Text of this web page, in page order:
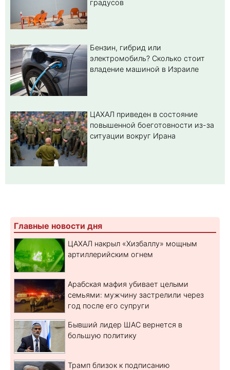
градусов
Бензин, гибрид или
электромобиль? Cколько стоит
владение машиной в Израиле
ЦАХАЛ приведен в состояние
повышенной боеготовности из-за
ситуации вокруг Ирана
Главные новости дня
ЦАХАЛ накрыл «Хизбаллу» мощным
артиллерийским огнем
Арабская мафия убивает целыми
семьями: мужчину застрелили через
год после его супруги
Бывший лидер ШАС вернется в
большую политику
Трамп близок к подписанию